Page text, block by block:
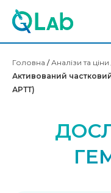
Головна /Аналізи та ціни
Активований
АРТТ)